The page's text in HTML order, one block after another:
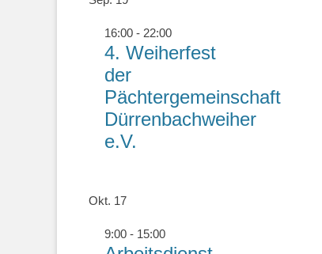
16:00 - 22:00
4. Weiherfest
der
Pächtergemeinschaft
Dürrenbachweiher
e.V.
Okt. 17
9:00 - 15:00